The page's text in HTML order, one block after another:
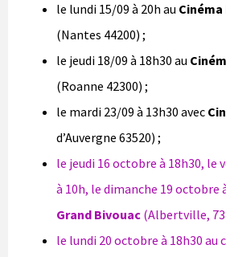
le lundi 15/09 à 20h au
(Nantes 44200) ;
le jeudi 18/09 à 18h30 au
(Roanne 42300) ;
le mardi 23/09 à 13h30 avec
d’Auvergne 63520) ;
le jeudi 16 octobre à 18h30, le
à 10h, le dimanche 19 octobre
Grand Bivouac (Albertville,
le lundi 20 octobre à 18h30 au